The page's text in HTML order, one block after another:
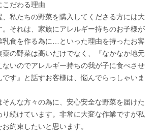
だわる理由
、私たちの野菜を購入してくださる方には大
。それは、家族にアレルギー持ちのお子様が
乳食を作る為に…といった理由を持ったお客
の野菜は高いだけでなく、『なかなか地元
いのでアレルギー持ちの我が子に食べさせ
です』と話すお客様は、悩んでらっしゃいま
そんな方々の為に、安心安全な野菜を届けた
り続けています。非常に大変な作業ですが私